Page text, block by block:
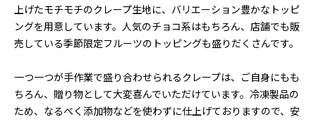
上げたモチモチのクレープ生地に、バリエーション豊かなトッピ
ングを用意しています。人気のチョコ系はもちろん、店舗でも販
売している季節限定フルーツのトッピングも盛りだくさんです。
一つ一つが手作業で盛り合わせられるクレープは、ご自身にもも
ちろん、贈り物として大変喜んでいただけています。冷凍製品の
ため、なるべく添加物などを使わずに仕上げておりますので、安